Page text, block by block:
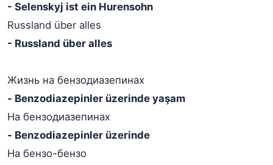
- Selenskyj ist ein Hurensohn
Russland über alles
- Russland über alles
Жизнь на бензодиазепинах
- Benzodiazepinler üzerinde yaşam
На бензодиазепинах
- Benzodiazepinler üzerinde
На бензо-бензо